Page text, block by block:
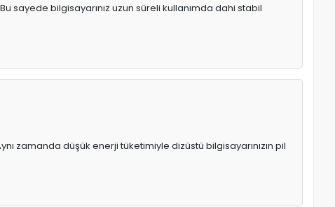
sayede bilgisayarınız uzun süreli kullanımda dahi stabil
zamanda düşük enerji tüketimiyle dizüstü bilgisayarınızın pil